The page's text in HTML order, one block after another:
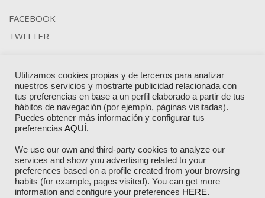
FACEBOOK
TWITTER
MIEMBROS DE:
Utilizamos cookies propias y de terceros para analizar
nuestros servicios y mostrarte publicidad relacionada con
tus preferencias en base a un perfil elaborado a partir de tus
hábitos de navegación (por ejemplo, páginas visitadas).
Puedes obtener más información y configurar tus
preferencias AQUÍ.
We use our own and third-party cookies to analyze our
services and show you advertising related to your
preferences based on a profile created from your browsing
habits (for example, pages visited). You can get more
information and configure your preferences HERE.